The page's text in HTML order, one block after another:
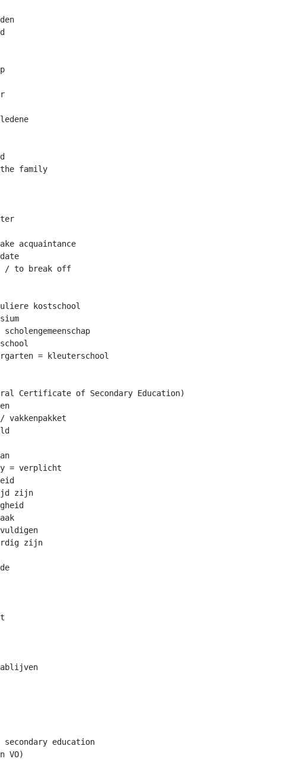
family
acquaintance
/ to break off
kostschool
= kleuterschool
Certificate of Secondary Education)
= verplicht
zijn
zijn
education
VO)